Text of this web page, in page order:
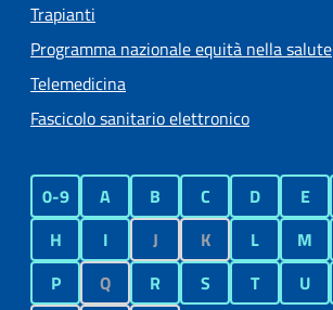
Trapianti
Programma nazionale equità nella salute
Telemedicina
Fascicolo sanitario elettronico
0-9 A B C D E
H
I J K L M
P
Q R S T U